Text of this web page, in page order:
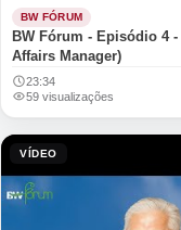
BW FÓRUM
BW Fórum - Episódio 4
Affairs Manager)
23:34
59 visualizações
VÍDEO